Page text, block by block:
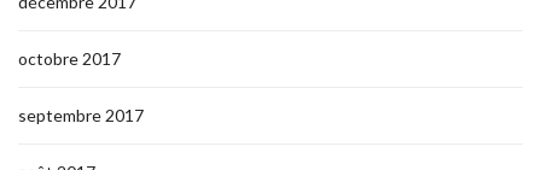
octobre 2017
septembre 2017